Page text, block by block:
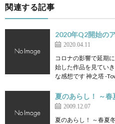
関連する記事
2020年Q2開始の
2020.04.11
コロナの影響で延期
始した作品を見てい
な感想です 神之塔 -
夏のあらし！ ～春
2009.12.07
夏のあらし！ ～春夏